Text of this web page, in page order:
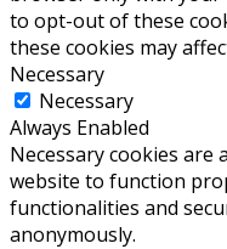
to opt-out of these
these cookies may
Necessary
Necessary
Always Enabled
Necessary cookies
website to function
functionalities and
anonymously.